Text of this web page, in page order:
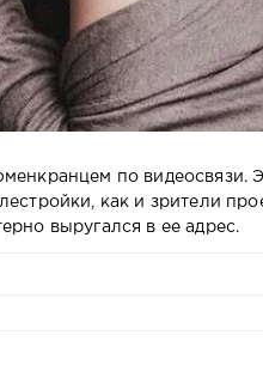
по видеосвязи.
как и зрители
выругался в ее адрес.